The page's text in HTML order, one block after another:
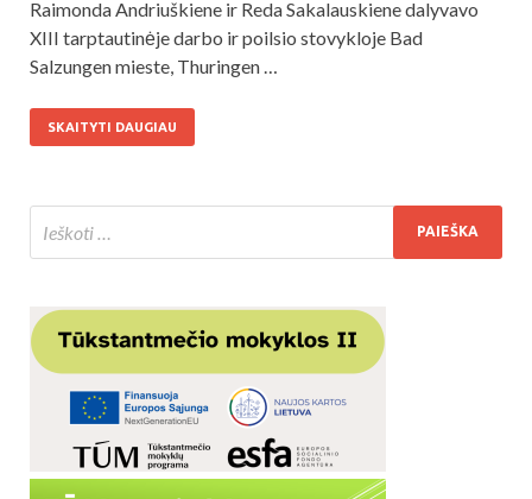
Raimonda Andriuškiene ir Reda Sakalauskiene dalyvavo
XIII tarptautinėje darbo ir poilsio stovykloje Bad
Salzungen mieste, Thuringen …
SKAITYTI DAUGIAU